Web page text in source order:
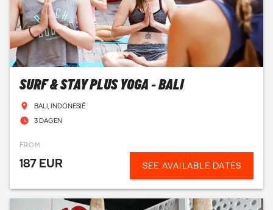
SURF & STAY PLUS YOGA - BALI
BALI, INDONESIË
3 DAGEN
FROM
187 EUR SEE AVAILABLE DATES